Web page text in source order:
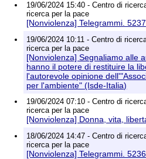
Richieste di rimozione
19/06/2024 15:40 - Centro di
ricerca per la pace
[Nonviolenza] Telegrammi. 5237
19/06/2024 10:11 - Centro di
ricerca per la pace
[Nonviolenza] Segnaliamo alle
hanno il potere di restituire la
l'autorevole opinione
per l'ambiente" (Isde-Italia)
19/06/2024 07:10 - Centro di
ricerca per la pace
[Nonviolenza] Donna, vita,
18/06/2024 14:47 - Centro di
ricerca per la pace
[Nonviolenza] Telegrammi. 5236